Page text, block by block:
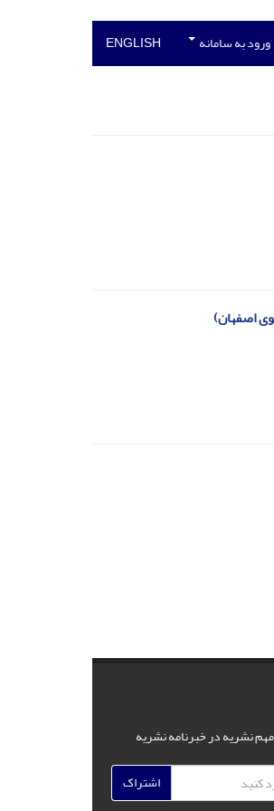
ورود به سامانه ENGLISH
اصفهان)
مهم نشریه در خبرنامه نشریه
اشتراک